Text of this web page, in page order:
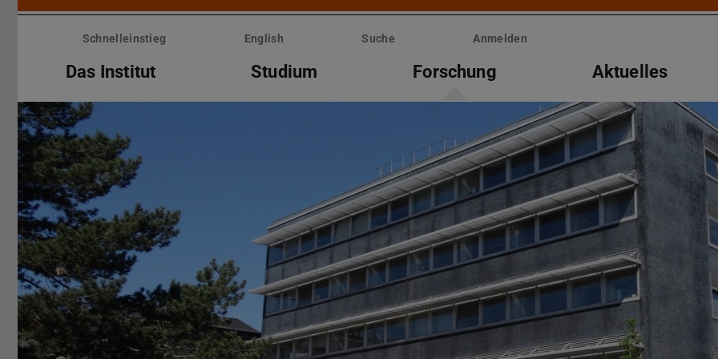
Menü
überspringenSchnelleinstieg English Suche Anmelden
Das Institut Studium Forschung Aktuelles